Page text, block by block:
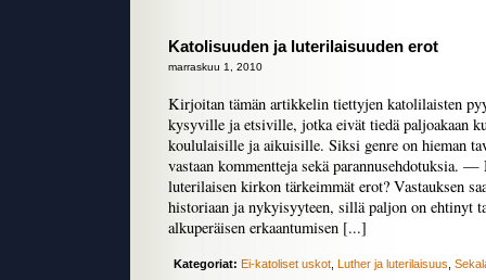
Katolisuuden ja luterilaisuuden erot
marraskuu 1, 2010
Kirjoitan tämän artikkelin tiettyjen katolilaisten
kysyville ja etsiville, jotka eivät tiedä paljoakaan
koululaisille ja aikuisille. Siksi genre on hieman
vastaan kommentteja sekä parannusehdotuksia.
luterilaisen kirkon tärkeimmät erot? Vastauksen
historiaan ja nykyisyyteen, sillä paljon on ehtinyt
alkuperäisen erkaantumisen [...]
Kategoriat: Ei-katoliset uskot Luther ja luterilaisuus